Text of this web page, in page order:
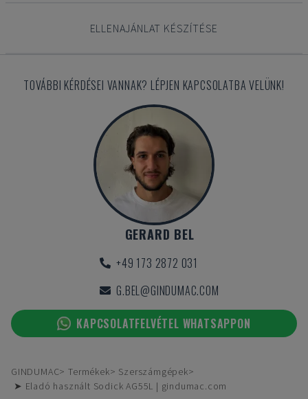
ELLENAJÁNLAT KÉSZÍTÉSE
TOVÁBBI KÉRDÉSEI VANNAK? LÉPJEN KAPCSOLATBA VELÜNK!
GERARD BEL
+49 173 2872 031
G.BEL@GINDUMAC.COM
KAPCSOLATFELVÉTEL WHATSAPPON
GINDUMAC Termékek
Szerszámgépek
➤ Eladó használt Sodick AG55L | gindumac.com